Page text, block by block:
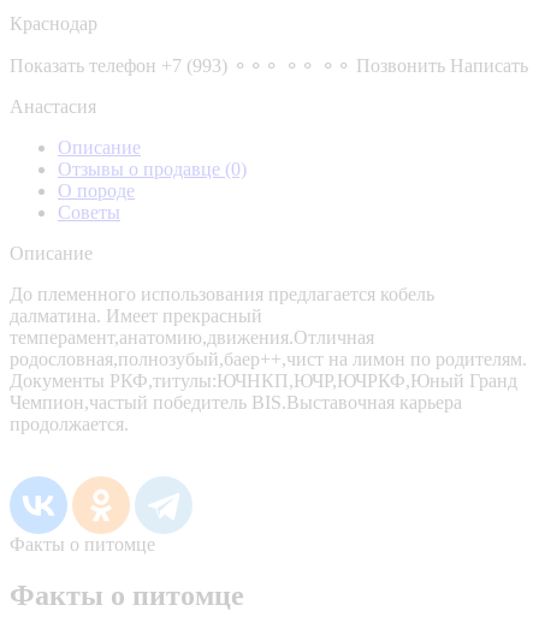
Краснодар
Показать телефон +7 (993) ⚬⚬⚬ ⚬⚬ ⚬⚬ Позвонить Написать
Анастасия
Описание
Отзывы о продавце (0)
О породе
Советы
Описание
До племенного использования предлагается кобель
далматина. Имеет прекрасный
темперамент,анатомию,движения.Отличная
родословная,полнозубый,баер++,чист на лимон по родителям.
Документы РКФ,титулы:ЮЧНКП,ЮЧР,ЮЧРКФ,Юный Гранд
Чемпион,частый победитель BIS.Выставочная карьера
продолжается.
Факты о питомце
Факты о питомце